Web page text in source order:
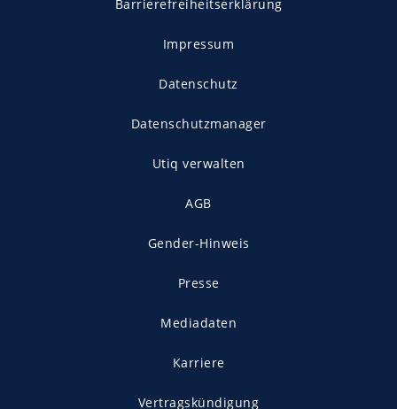
Barrierefreiheitserklärung
Impressum
Datenschutz
Datenschutzmanager
Utiq verwalten
AGB
Gender-Hinweis
Presse
Mediadaten
Karriere
Vertragskündigung